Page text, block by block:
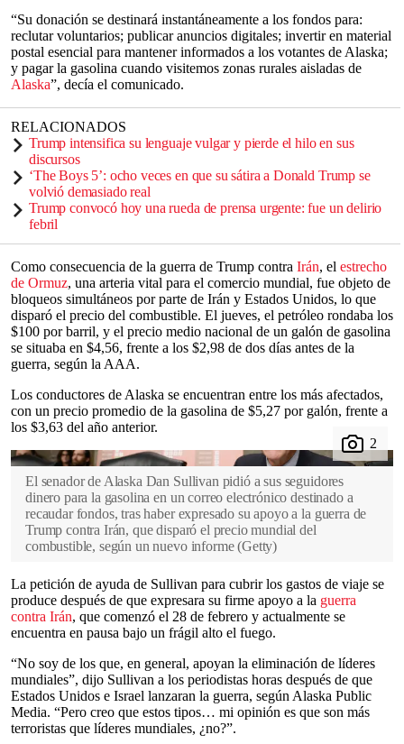
“Su donación se destinará instantáneamente a los fondos para:
reclutar voluntarios; publicar anuncios digitales; invertir en material
postal esencial para mantener informados a los votantes de Alaska;
y pagar la gasolina cuando visitemos zonas rurales aisladas de
Alaska”, decía el comunicado.
RELACIONADOS
Trump intensifica su lenguaje vulgar y pierde el hilo en sus
discursos
‘The Boys 5’: ocho veces en que su sátira a Donald Trump se
volvió demasiado real
Trump convocó hoy una rueda de prensa urgente: fue un delirio
febril
Como consecuencia de la guerra de Trump contra Irán, el estrecho
de Ormuz, una arteria vital para el comercio mundial, fue objeto de
bloqueos simultáneos por parte de Irán y Estados Unidos, lo que
disparó el precio del combustible. El jueves, el petróleo rondaba los
$100 por barril, y el precio medio nacional de un galón de gasolina
se situaba en $4,56, frente a los $2,98 de dos días antes de la
guerra, según la AAA.
Los conductores de Alaska se encuentran entre los más afectados,
con un precio promedio de la gasolina de $5,27 por galón, frente a
los $3,63 del año anterior.
El senador de Alaska Dan Sullivan pidió a sus seguidores
dinero para la gasolina en un correo electrónico destinado a
recaudar fondos, tras haber expresado su apoyo a la guerra de
Trump contra Irán, que disparó el precio mundial del
combustible, según un nuevo informe (Getty)
La petición de ayuda de Sullivan para cubrir los gastos de viaje se
produce después de que expresara su firme apoyo a la guerra
contra Irán, que comenzó el 28 de febrero y actualmente se
encuentra en pausa bajo un frágil alto el fuego.
“No soy de los que, en general, apoyan la eliminación de líderes
mundiales”, dijo Sullivan a los periodistas horas después de que
Estados Unidos e Israel lanzaran la guerra, según Alaska Public
Media. “Pero creo que estos tipos… mi opinión es que son más
terroristas que líderes mundiales, ¿no?”.